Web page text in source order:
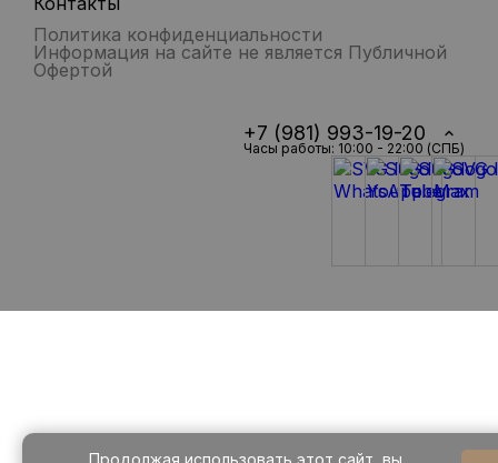
Политика конфиденциальности
Информация на сайте не является Публичной
Офертой
+7 (981) 993-19-20
Часы работы: 10:00 - 22:00 (СПБ)
Продолжая использовать этот сайт, вы